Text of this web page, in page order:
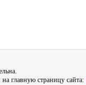
главную страницу сайта: